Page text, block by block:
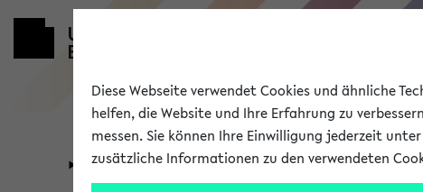
Universität Forschung
Diese Webseite verwendet Cookies und ähnliche
helfen, die Website und Ihre Erfahrung zu
messen. Sie können Ihre Einwilligung jederzeit unter
zusätzliche Informationen zu den verwendeten